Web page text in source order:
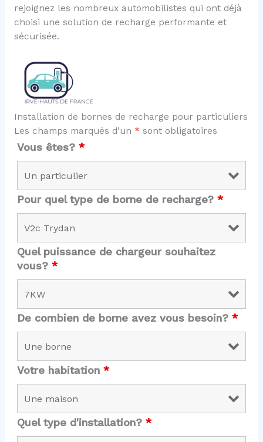
rejoignez les nombreux automobilistes qui ont déjà
choisi une solution de recharge performante et
sécurisée.
Installation de bornes de recharge pour particuliers
Les champs marqués d’un * sont obligatoires
Vous êtes? *
Pour quel type de borne de recharge? *
Quel puissance de chargeur souhaitez
vous? *
De combien de borne avez vous besoin? *
Votre habitation *
Quel type d'installation? *